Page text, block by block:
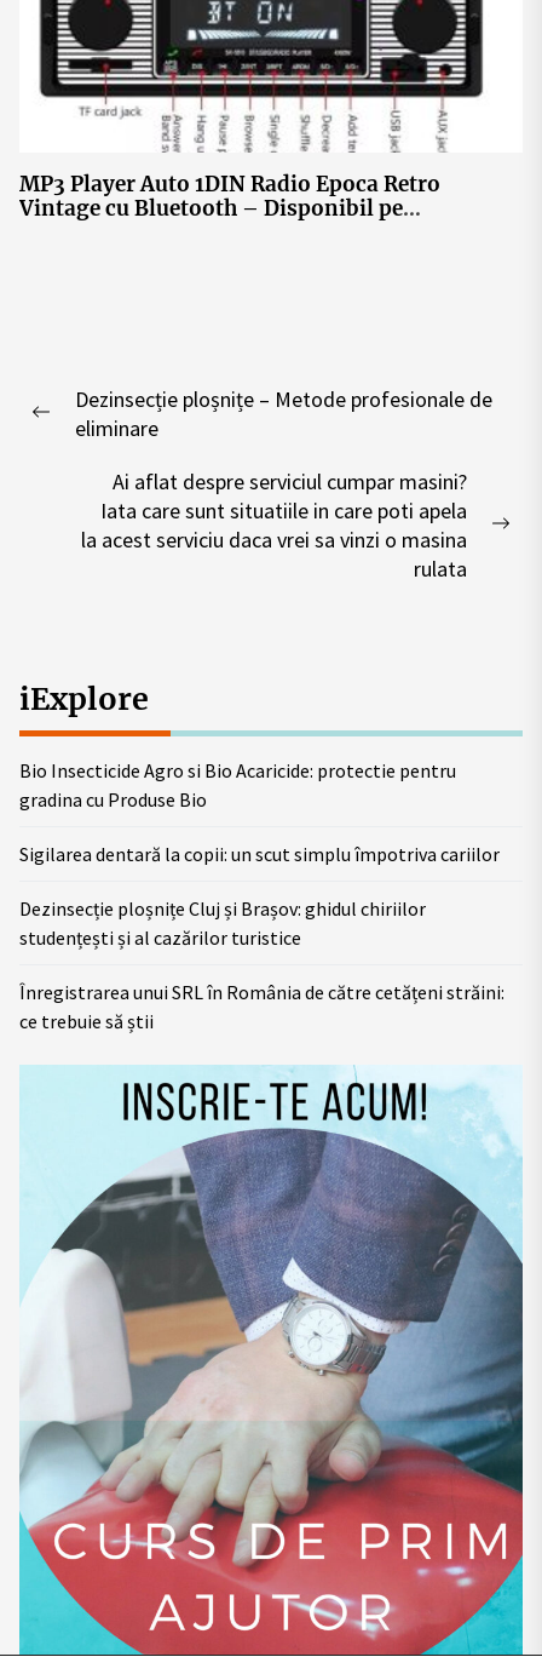
MP3 Player Auto 1DIN Radio Epoca Retro
Vintage cu Bluetooth – Disponibil pe
navigation
Previous
Dezinsecție ploșnițe – Metode profesionale de
eliminare
Ai aflat despre serviciul cumpar masini?
Iata care sunt situatiile in care poti apela
la acest serviciu daca vrei sa vinzi o masina
rulata
iExplore
Bio Insecticide Agro si Bio Acaricide: protectie pentru
gradina cu Produse Bio
Sigilarea dentară la copii: un scut simplu împotriva cariilor
Dezinsecție ploșnițe Cluj și Brașov: ghidul chiriilor
studențești și al cazărilor turistice
Înregistrarea unui SRL în România de către cetățeni străini:
ce trebuie să știi